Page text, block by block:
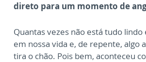
direto para um momento de
Quantas vezes não está tudo
em nossa vida e, de repente, algo
tira o chão. Pois bem, aconteceu